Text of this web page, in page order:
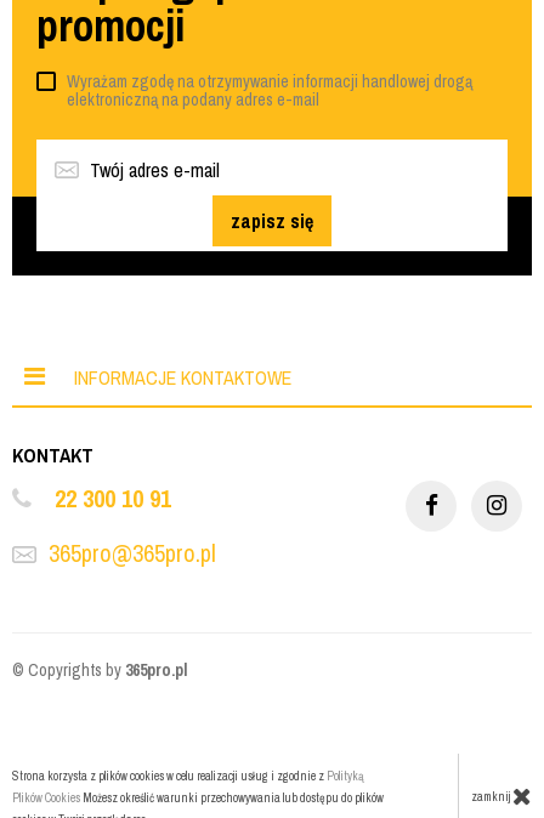
promocji
Wyrażam zgodę na otrzymywanie informacji handlowej drogą
elektroniczną na podany adres e-mail
zapisz się
INFORMACJE KONTAKTOWE
KONTAKT
22 300 10 91
365pro@365pro.pl
© Copyrights by 365pro.pl
Strona korzysta z plików cookies w celu realizacji usług i zgodnie z Polityką
Plików Cookies Możesz określić warunki przechowywania lub dostępu do plików
zamknij